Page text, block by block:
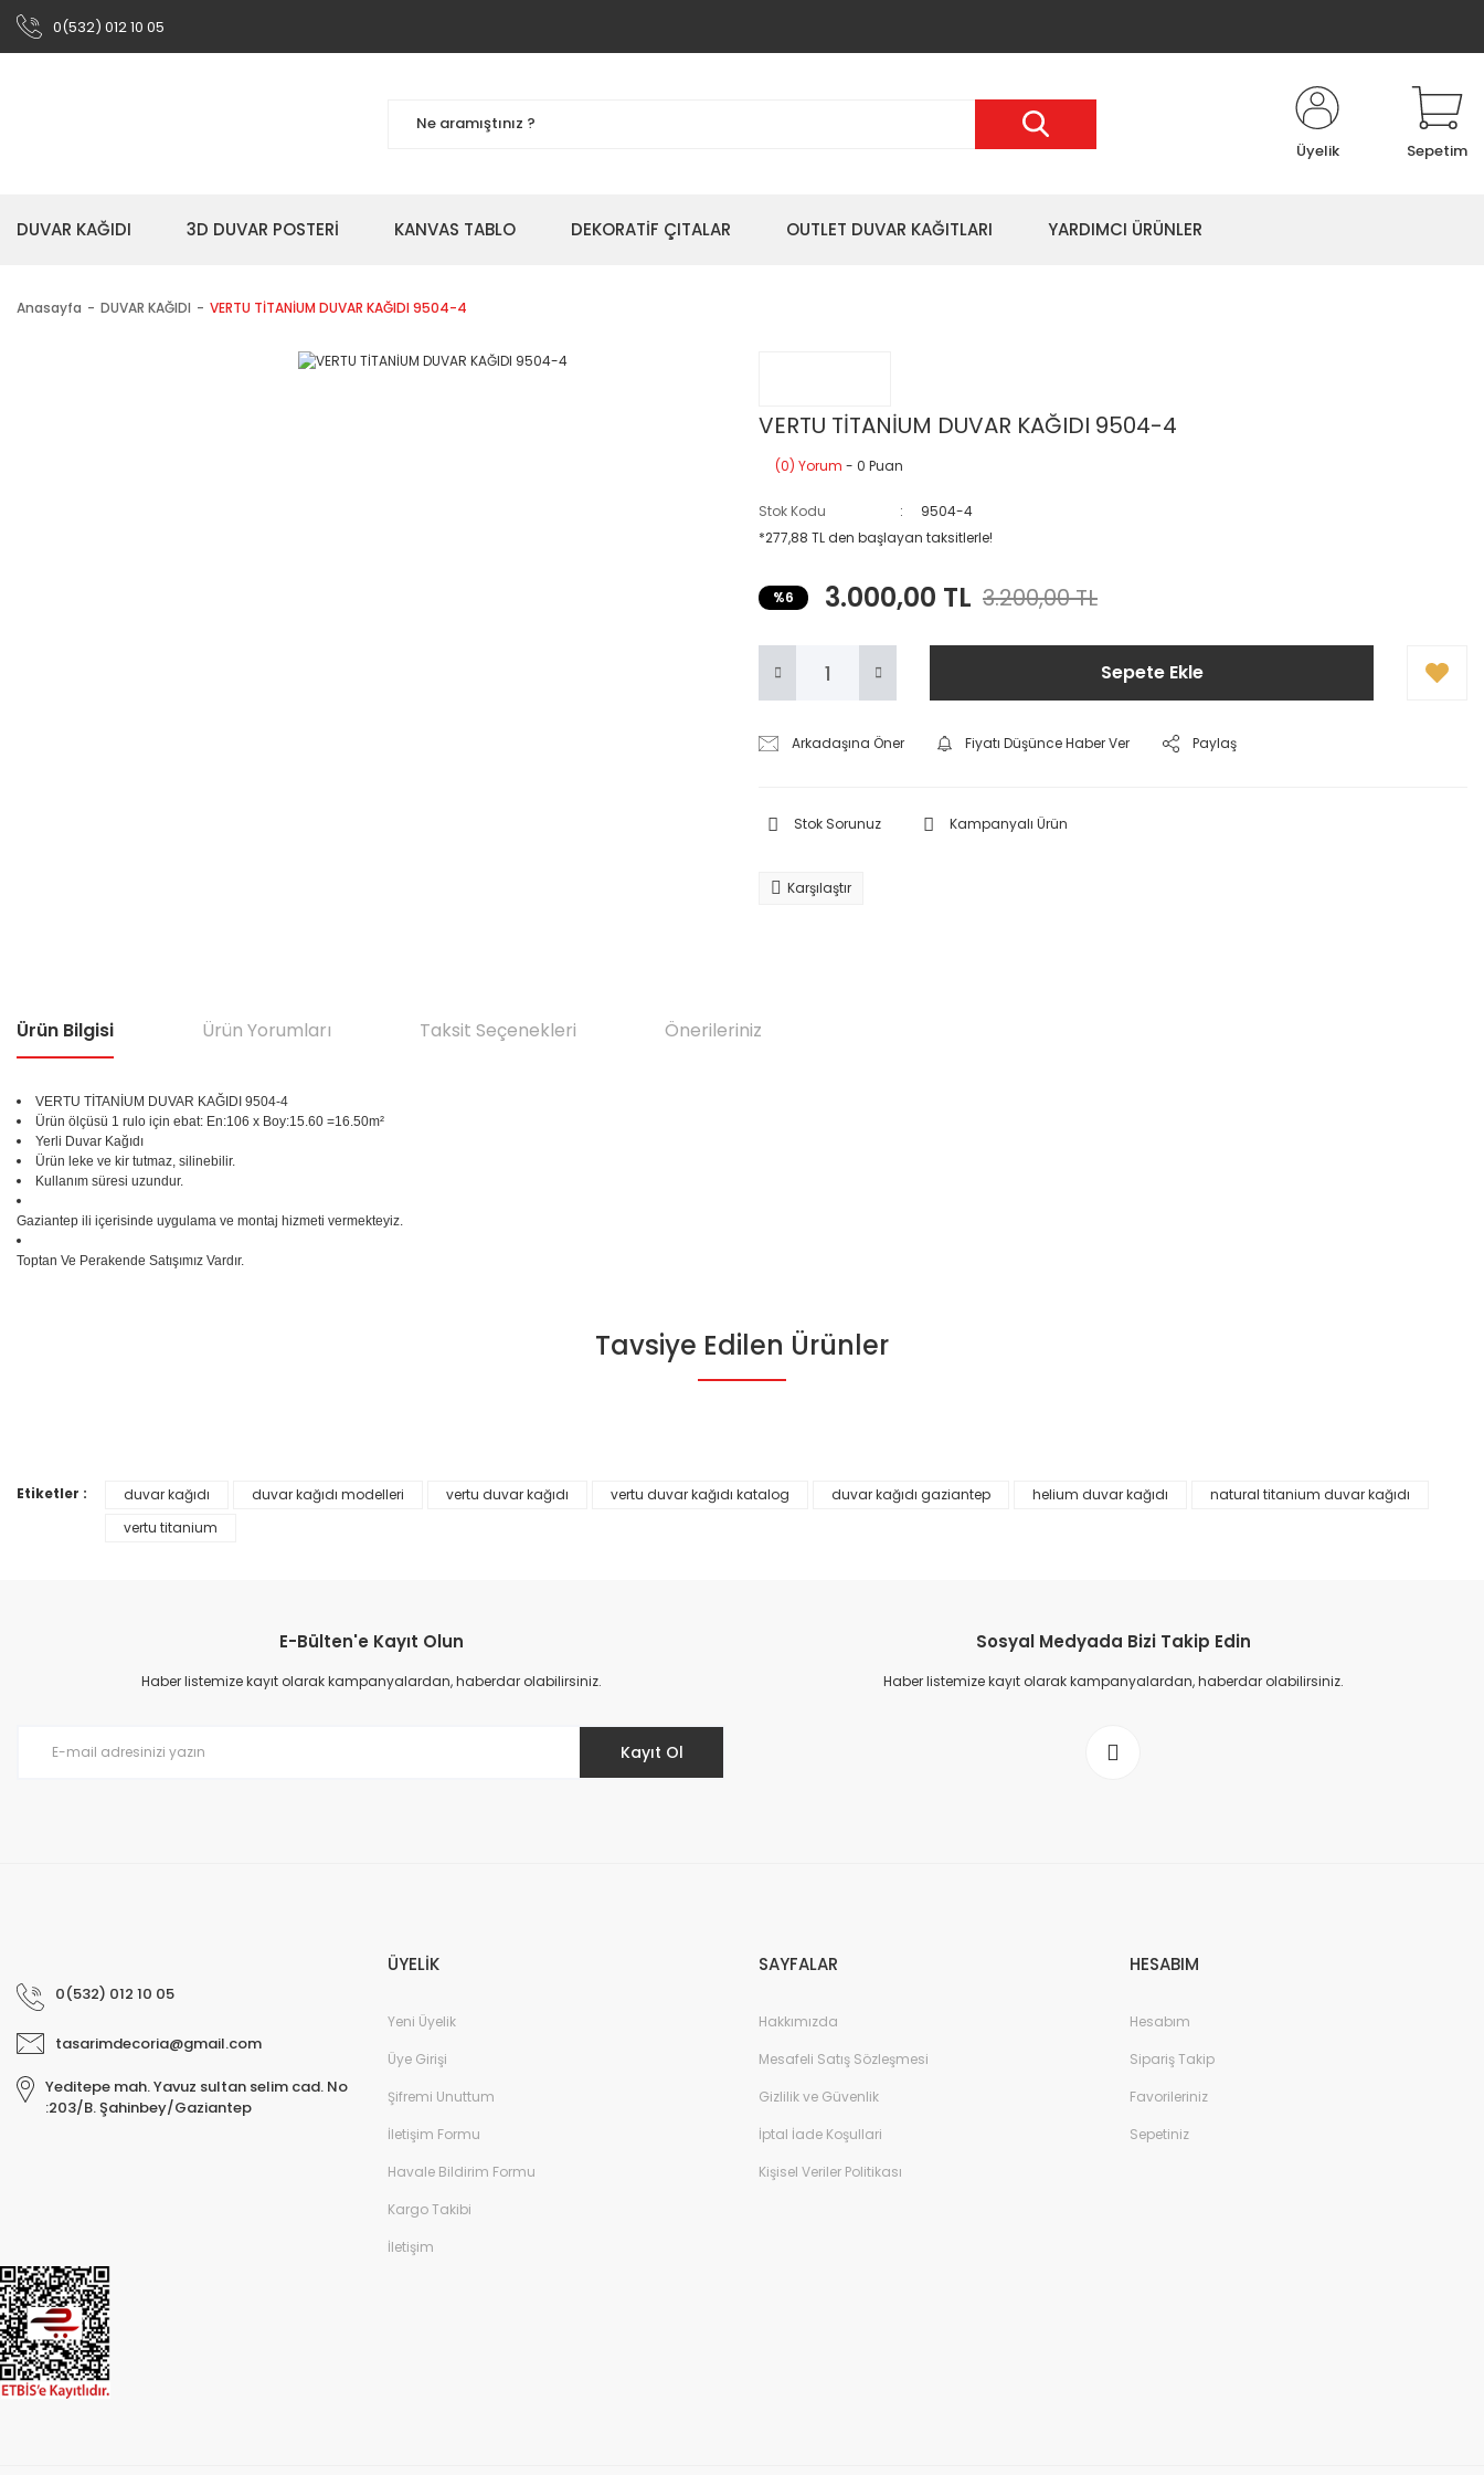
0(532) 012 10 05
Üyelik Sepetim
DUVAR KAĞIDI 3D DUVAR POSTERİ KANVAS TABLO DEKORATİF ÇITALAR OUTLET DUVAR KAĞITLARI YARDIMCI ÜRÜNLER
Anasayfa DUVAR KAĞIDI VERTU TİTANİUM DUVAR KAĞIDI 9504-4
VERTU TİTANİUM DUVAR KAĞIDI 9504-4
(0) Yorum - 0 Puan
Stok Kodu
9504-4
*277,88 TL den başlayan taksitlerle!
%6 3.000,00 TL 3.200,00 TL
Sepete Ekle
Arkadaşına Öner Fiyatı Düşünce Haber Ver Paylaş
Stok Sorunuz Kampanyalı Ürün
Karşılaştır
Ürün Bilgisi Ürün Yorumları Taksit Seçenekleri Önerileriniz
VERTU TİTANİUM DUVAR KAĞIDI 9504-4
Ürün ölçüsü 1 rulo için ebat: En:106 x Boy:15.60 =16.50m²
Yerli Duvar Kağıdı
Ürün leke ve kir tutmaz, silinebilir.
Kullanım süresi uzundur.
Gaziantep ili içerisinde uygulama ve montaj hizmeti vermekteyiz.
Toptan Ve Perakende Satışımız Vardır.
Bu ürüne ilk yorumu siz yapın!
Bu ürünün fiyat bilgisi, resim, ürün açıklamalarında ve diğer konularda yetersiz gördüğünüz noktaları öneri formunu kullanarak tarafımıza iletebilirsiniz.
Ürün bilgilerinde hatalar bulunuyor.
Tavsiye Edilen Ürünler
Prime ArtDECO Duvar Kağıdı Tutkalı 500 gr
Etiketler : duvar kağıdı duvar kağıdı modelleri vertu duvar kağıdı vertu duvar kağıdı katalog duvar kağıdı gaziantep helium duvar kağıdı
natural titanium duvar kağıdı
vertu titanium
E-Bülten'e Kayıt Olun
Haber listemize kayıt olarak kampanyalardan, haberdar olabilirsiniz.
Kayıt Ol
Sosyal Medyada Bizi Takip Edin
Haber listemize kayıt olarak kampanyalardan, haberdar olabilirsiniz.
0(532) 012 10 05
tasarimdecoria@gmail.com
Yeditepe mah. Yavuz sultan selim cad. No
:203/B. Şahinbey/Gaziantep
ÜYELİK
Yeni Üyelik
Üye Girişi
Şifremi Unuttum
İletişim Formu
Havale Bildirim Formu
Kargo Takibi
İletişim
SAYFALAR
Hakkımızda
Mesafeli Satış Sözleşmesi
Gizlilik ve Güvenlik
İptal İade Koşullari
Kişisel Veriler Politikası
HESABIM
Hesabım
Sipariş Takip
Favorileriniz
Sepetiniz